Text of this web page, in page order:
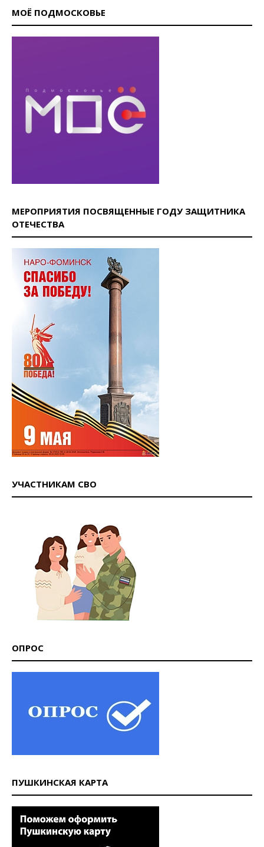
МОЁ ПОДМОСКОВЬЕ
МЕРОПРИЯТИЯ ПОСВЯЩЕННЫЕ ГОДУ ЗАЩИТНИКА
ОТЕЧЕСТВА
УЧАСТНИКАМ СВО
ОПРОС
ПУШКИНСКАЯ КАРТА